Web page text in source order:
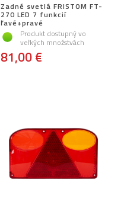
Zadné svetlá FRISTOM FT-
270 LED 7 funkcií
ľavé+pravé
Produkt dostupný vo
veľkých množstvách
81,00 €